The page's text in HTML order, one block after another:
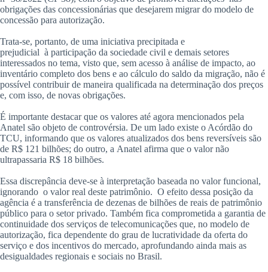
obrigações das concessionárias que desejarem migrar do modelo de
concessão para autorização.
Trata-se, portanto, de uma iniciativa precipitada e
prejudicial à participação da sociedade civil e demais setores
interessados no tema, visto que, sem acesso à análise de impacto, ao
inventário completo dos bens e ao cálculo do saldo da migração, não é
possível contribuir de maneira qualificada na determinação dos preços
e, com isso, de novas obrigações.
É importante destacar que os valores até agora mencionados pela
Anatel são objeto de controvérsia. De um lado existe o Acórdão do
TCU, informando que os valores atualizados dos bens reversíveis são
de R$ 121 bilhões; do outro, a Anatel afirma que o valor não
ultrapassaria R$ 18 bilhões.
Essa discrepância deve-se à interpretação baseada no valor funcional,
ignorando o valor real deste patrimônio. O efeito dessa posição da
agência é a transferência de dezenas de bilhões de reais de patrimônio
público para o setor privado. Também fica comprometida a garantia de
continuidade dos serviços de telecomunicações que, no modelo de
autorização, fica dependente do grau de lucratividade da oferta do
serviço e dos incentivos do mercado, aprofundando ainda mais as
desigualdades regionais e sociais no Brasil.